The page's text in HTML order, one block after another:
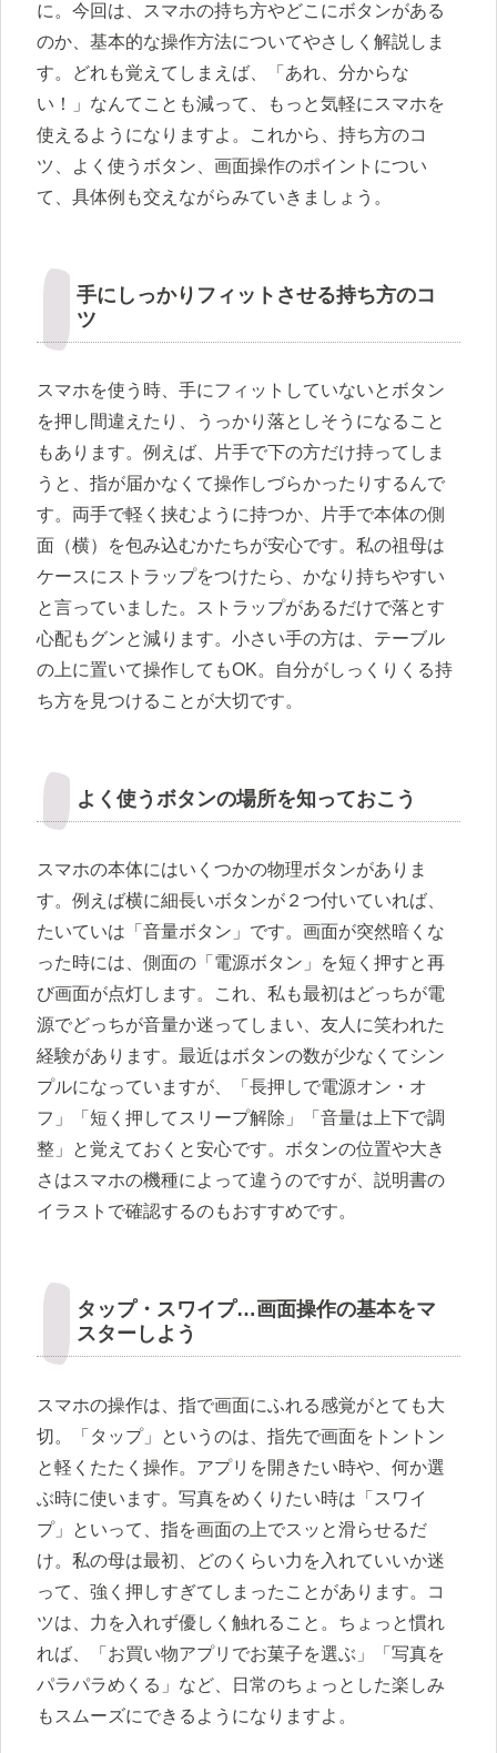
に。今回は、スマホの持ち方やどこにボタンがある
のか、基本的な操作方法についてやさしく解説しま
す。どれも覚えてしまえば、「あれ、分からな
い！」なんてことも減って、もっと気軽にスマホを
使えるようになりますよ。これから、持ち方のコ
ツ、よく使うボタン、画面操作のポイントについ
て、具体例も交えながらみていきましょう。
手にしっかりフィットさせる持ち方のコ
ツ
スマホを使う時、手にフィットしていないとボタン
を押し間違えたり、うっかり落としそうになること
もあります。例えば、片手で下の方だけ持ってしま
うと、指が届かなくて操作しづらかったりするんで
す。両手で軽く挟むように持つか、片手で本体の側
面（横）を包み込むかたちが安心です。私の祖母は
ケースにストラップをつけたら、かなり持ちやすい
と言っていました。ストラップがあるだけで落とす
心配もグンと減ります。小さい手の方は、テーブル
の上に置いて操作してもOK。自分がしっくりくる持
ち方を見つけることが大切です。
よく使うボタンの場所を知っておこう
スマホの本体にはいくつかの物理ボタンがありま
す。例えば横に細長いボタンが２つ付いていれば、
たいていは「音量ボタン」です。画面が突然暗くな
った時には、側面の「電源ボタン」を短く押すと再
び画面が点灯します。これ、私も最初はどっちが電
源でどっちが音量か迷ってしまい、友人に笑われた
経験があります。最近はボタンの数が少なくてシン
プルになっていますが、「長押しで電源オン・オ
フ」「短く押してスリープ解除」「音量は上下で調
整」と覚えておくと安心です。ボタンの位置や大き
さはスマホの機種によって違うのですが、説明書の
イラストで確認するのもおすすめです。
タップ・スワイプ…画面操作の基本をマ
スターしよう
スマホの操作は、指で画面にふれる感覚がとても大
切。「タップ」というのは、指先で画面をトントン
と軽くたたく操作。アプリを開きたい時や、何か選
ぶ時に使います。写真をめくりたい時は「スワイ
プ」といって、指を画面の上でスッと滑らせるだ
け。私の母は最初、どのくらい力を入れていいか迷
って、強く押しすぎてしまったことがあります。コ
ツは、力を入れず優しく触れること。ちょっと慣れ
れば、「お買い物アプリでお菓子を選ぶ」「写真を
パラパラめくる」など、日常のちょっとした楽しみ
もスムーズにできるようになりますよ。